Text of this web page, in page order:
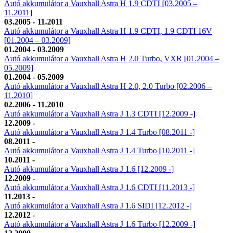
Autó akkumulátor a Vauxhall Astra H 1.9 CDTI [03.2005 –
11.2011]
03.2005 - 11.2011
Autó akkumulátor a Vauxhall Astra H 1.9 CDTI, 1.9 CDTI 16V
[01.2004 – 03.2009]
01.2004 - 03.2009
Autó akkumulátor a Vauxhall Astra H 2.0 Turbo, VXR [01.2004 –
05.2009]
01.2004 - 05.2009
Autó akkumulátor a Vauxhall Astra H 2.0, 2.0 Turbo [02.2006 –
11.2010]
02.2006 - 11.2010
Autó akkumulátor a Vauxhall Astra J 1.3 CDTI [12.2009 -]
12.2009 -
Autó akkumulátor a Vauxhall Astra J 1.4 Turbo [08.2011 -]
08.2011 -
Autó akkumulátor a Vauxhall Astra J 1.4 Turbo [10.2011 -]
10.2011 -
Autó akkumulátor a Vauxhall Astra J 1.6 [12.2009 -]
12.2009 -
Autó akkumulátor a Vauxhall Astra J 1.6 CDTI [11.2013 -]
11.2013 -
Autó akkumulátor a Vauxhall Astra J 1.6 SIDI [12.2012 -]
12.2012 -
Autó akkumulátor a Vauxhall Astra J 1.6 Turbo [12.2009 -]